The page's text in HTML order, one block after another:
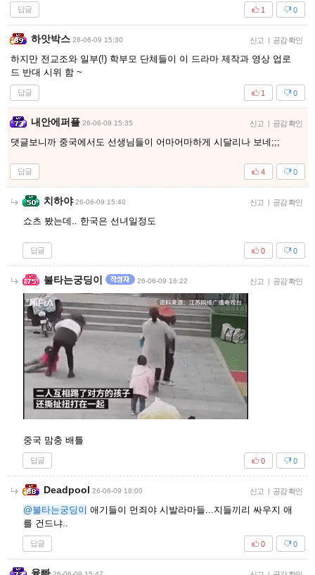
답글 0
1
하앗박스 26-06-09 15:30 신고 | 공감 확인
하지만 전교조와 일부(!) 학부모 단체들이 이 드라마 제작과 영상 업로
드 반대 시위 함 ~
답글 0
1
내안에퍼플 26-06-09 15:35 신고 | 공감 확인
댓글보니까 중국에서도 선생님들이 어마어마하게 시달리나 보네;;;
답글 0
4
치하야 26-06-09 15:40 신고 | 공감 확인
쇼츠 봤는데.. 한국은 선녀일정도
답글 0
0
불타는궁딩이 26-06-09 16:22 신고 | 공감 확인
중국 맘충 배틀
답글 0
0
Deadpool 26-06-09 18:00 신고 공감 확인
@불타는궁딩이 애기들이 먼죄야 시발라마들...지들끼리 싸우지 애
를 건드냐..
답글 0
0